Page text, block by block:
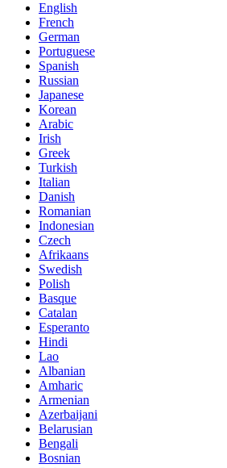
English
French
German
Portuguese
Spanish
Russian
Japanese
Korean
Arabic
Irish
Greek
Turkish
Italian
Danish
Romanian
Indonesian
Czech
Afrikaans
Swedish
Polish
Basque
Catalan
Esperanto
Hindi
Lao
Albanian
Amharic
Armenian
Azerbaijani
Belarusian
Bengali
Bosnian